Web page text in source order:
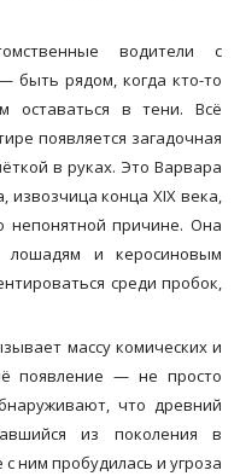
водители с
быть рядом, когда кто-то
оставаться в тени. Всё
появляется загадочная
в руках. Это Варвара
извозчица конца XIX века,
непонятной причине. Она
лошадям и керосиновым
среди пробок,
массу комических и
появление — не просто
что древний
из поколения в
ним пробудилась и угроза